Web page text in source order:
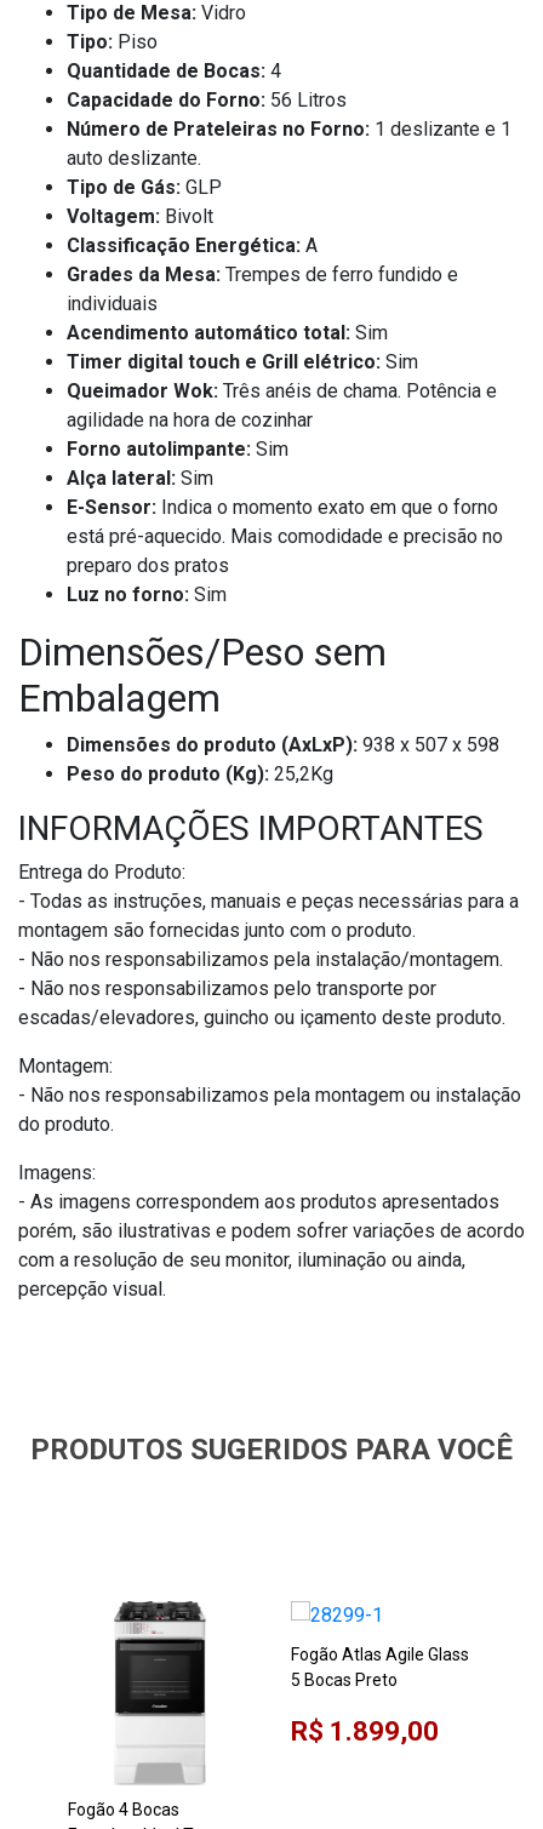
Tipo de Mesa: Vidro
Tipo: Piso
Quantidade de Bocas: 4
Capacidade do Forno: 56 Litros
Número de Prateleiras no Forno: 1 deslizante e 1
auto deslizante.
Tipo de Gás: GLP
Voltagem: Bivolt
Classificação Energética: A
Grades da Mesa: Trempes de ferro fundido e
individuais
Acendimento automático total: Sim
Timer digital touch e Grill elétrico: Sim
Queimador Wok: Três anéis de chama. Potência e
agilidade na hora de cozinhar
Forno autolimpante: Sim
Alça lateral: Sim
E-Sensor: Indica o momento exato em que o forno
está pré-aquecido. Mais comodidade e precisão no
preparo dos pratos
Luz no forno: Sim
Dimensões/Peso sem
Embalagem
Dimensões do produto (AxLxP): 938 x 507 x 598
Peso do produto (Kg): 25,2Kg
INFORMAÇÕES IMPORTANTES
Entrega do Produto:
- Todas as instruções, manuais e peças necessárias para a
montagem são fornecidas junto com o produto.
- Não nos responsabilizamos pela instalação/montagem.
- Não nos responsabilizamos pelo transporte por
escadas/elevadores, guincho ou içamento deste produto.
Montagem:
- Não nos responsabilizamos pela montagem ou instalação
do produto.
Imagens:
- As imagens correspondem aos produtos apresentados
porém, são ilustrativas e podem sofrer variações de acordo
com a resolução de seu monitor, iluminação ou ainda,
percepção visual.
PRODUTOS SUGERIDOS PARA VOCÊ
Fogão 4 Bocas
Fogão Atlas Agile Glass
5 Bocas Preto
R$ 1.899,00